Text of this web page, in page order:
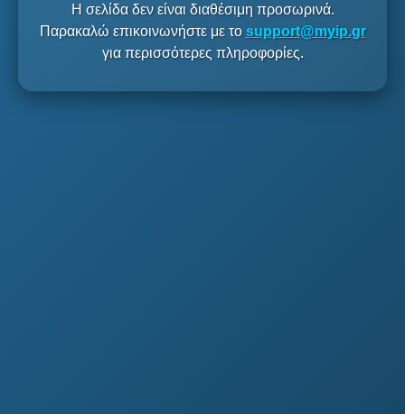
Η σελίδα δεν είναι διαθέσιμη προσωρινά.
Παρακαλώ επικοινωνήστε με το support@myip.gr
για περισσότερες πληροφορίες.